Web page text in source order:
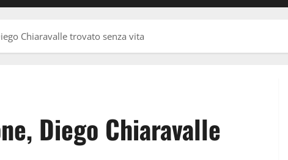
Chiaravalle trovato senza vita
Diego Chiaravalle